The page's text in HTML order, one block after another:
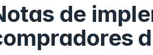
de